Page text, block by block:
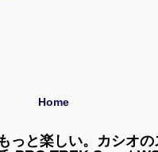
Home
っと楽しい。カシオ